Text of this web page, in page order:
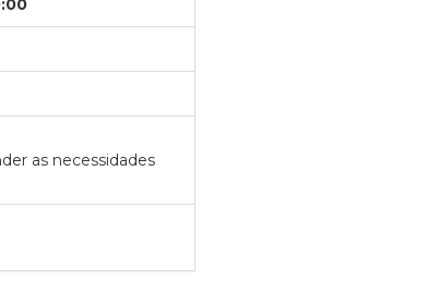
as necessidades